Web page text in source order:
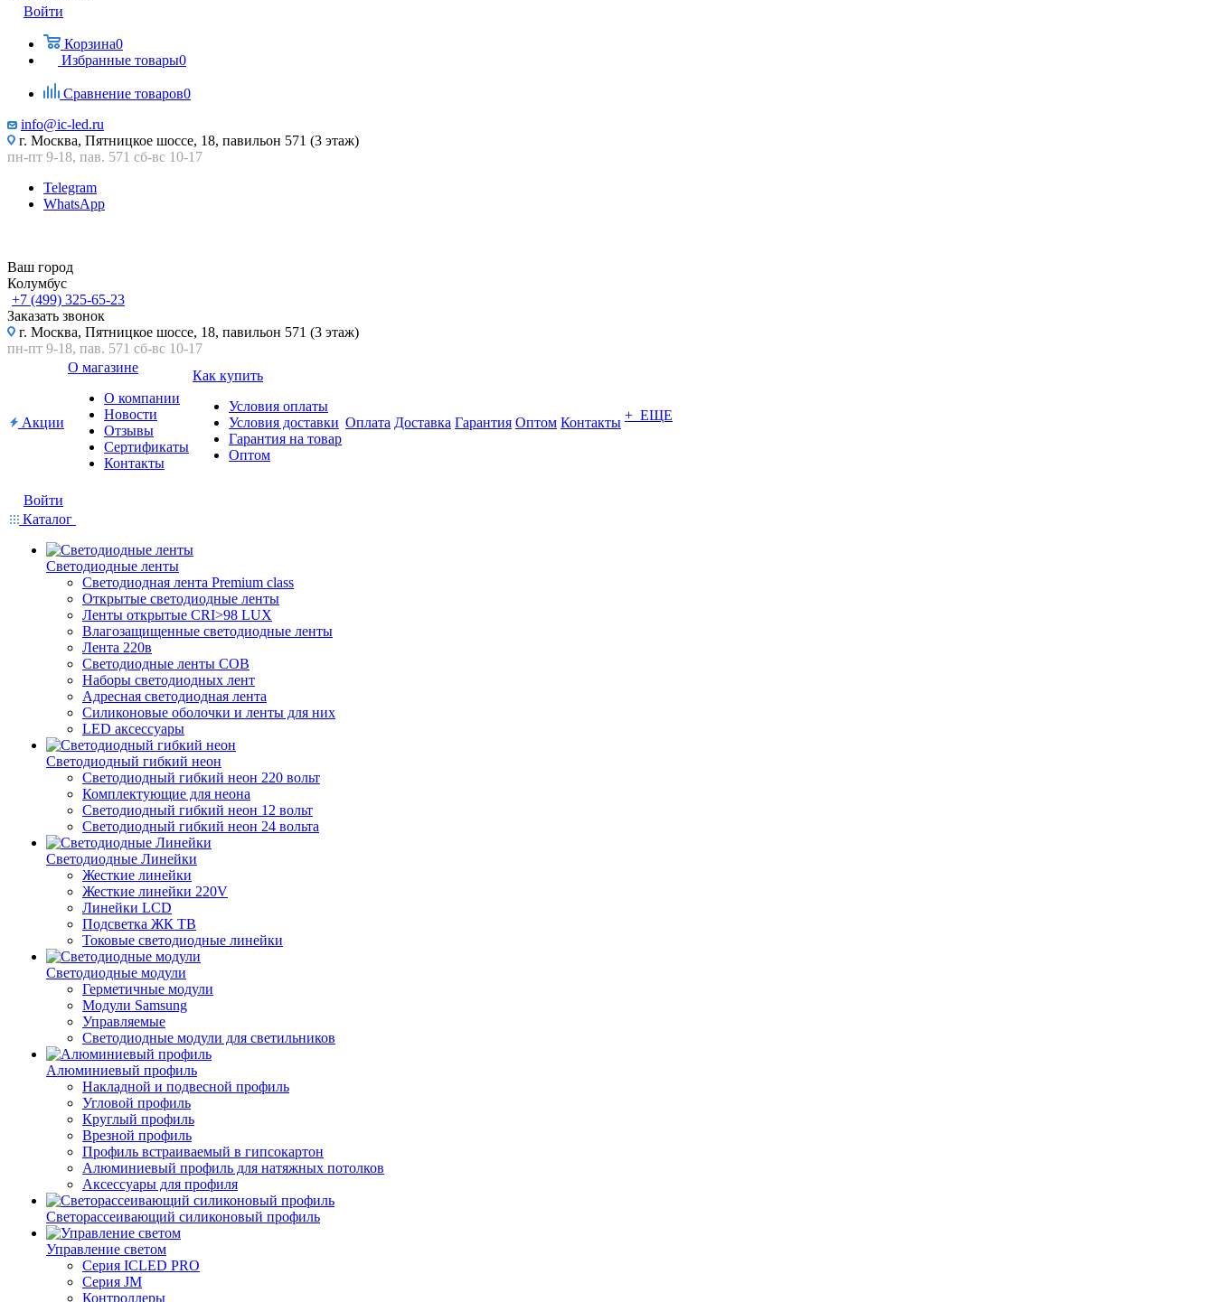
Войти
Корзина0
Избранные товары0
Сравнение товаров0
info@ic-led.ru
г. Москва, Пятницкое шоссе, 18, павильон 571 (3 этаж)
пн-пт 9-18, пав. 571 сб-вс 10-17
Telegram
WhatsApp
Ваш город
Колумбус
+7 (499) 325-65-23
Заказать звонок
г. Москва, Пятницкое шоссе, 18, павильон 571 (3 этаж)
пн-пт 9-18, пав. 571 сб-вс 10-17
Акции
О магазине
О компании
Новости
Отзывы
Сертификаты
Контакты
Как купить
Условия оплаты
Условия доставки
Гарантия на товар
Оптом
Оплата Доставка Гарантия Оптом Контакты + ЕЩЕ
Войти
Каталог
Светодиодные ленты
Светодиодная лента Premium class
Открытые светодиодные ленты
Ленты открытые CRI>98 LUX
Влагозащищенные светодиодные ленты
Лента 220в
Светодиодные ленты COB
Наборы светодиодных лент
Адресная светодиодная лента
Силиконовые оболочки и ленты для них
LED аксессуары
Светодиодный гибкий неон
Светодиодный гибкий неон 220 вольт
Комплектующие для неона
Светодиодный гибкий неон 12 вольт
Светодиодный гибкий неон 24 вольта
Светодиодные Линейки
Жесткие линейки
Жесткие линейки 220V
Линейки LCD
Подсветка ЖК ТВ
Токовые светодиодные линейки
Светодиодные модули
Герметичные модули
Модули Samsung
Управляемые
Светодиодные модули для светильников
Алюминиевый профиль
Накладной и подвесной профиль
Угловой профиль
Круглый профиль
Врезной профиль
Профиль встраиваемый в гипсокартон
Алюминиевый профиль для натяжных потолков
Аксессуары для профиля
Светорассеивающий силиконовый профиль
Управление светом
Серия ICLED PRO
Серия JM
Контроллеры